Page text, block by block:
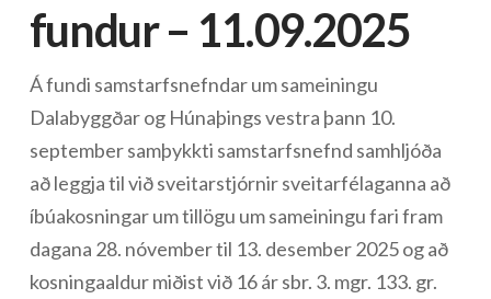
fundur – 11.09.2025
Á fundi samstarfsnefndar um sameiningu
Dalabyggðar og Húnaþings vestra þann 10.
september samþykkti samstarfsnefnd samhljóða
að leggja til við sveitarstjórnir sveitarfélaganna að
íbúakosningar um tillögu um sameiningu fari fram
dagana 28. nóvember til 13. desember 2025 og að
kosningaaldur miðist við 16 ár sbr. 3. mgr. 133. gr.